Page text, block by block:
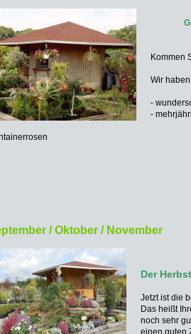
Kommen
Wir
-
-
-
/ Oktober / November
Der
Jetzt ist die
Das heißt
noch sehr
einen guten